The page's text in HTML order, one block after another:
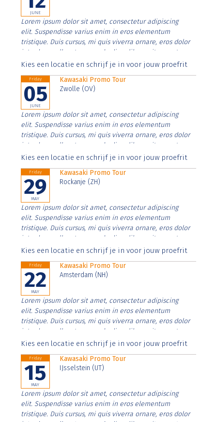
JUNE
Lorem ipsum dolor sit amet, consectetur adipiscing
elit. Suspendisse varius enim in eros elementum
tristique. Duis cursus, mi quis viverra ornare, eros dolor
interdum nulla, ut commodo diam libero vitae erat.
Aenean faucibus nibh et justo cursus id rutrum lorem
Kies een locatie en schrijf je in voor jouw proefrit
Friday
05
JUNE
Kawasaki Promo Tour
Zwolle (OV)
Lorem ipsum dolor sit amet, consectetur adipiscing
elit. Suspendisse varius enim in eros elementum
tristique. Duis cursus, mi quis viverra ornare, eros dolor
interdum nulla, ut commodo diam libero vitae erat.
Aenean faucibus nibh et justo cursus id rutrum lorem
Kies een locatie en schrijf je in voor jouw proefrit
Friday
29
MAY
Kawasaki Promo Tour
Rockanje (ZH)
Lorem ipsum dolor sit amet, consectetur adipiscing
elit. Suspendisse varius enim in eros elementum
tristique. Duis cursus, mi quis viverra ornare, eros dolor
interdum nulla, ut commodo diam libero vitae erat.
Aenean faucibus nibh et justo cursus id rutrum lorem
Kies een locatie en schrijf je in voor jouw proefrit
Friday
22
MAY
Kawasaki Promo Tour
Amsterdam (NH)
Lorem ipsum dolor sit amet, consectetur adipiscing
elit. Suspendisse varius enim in eros elementum
tristique. Duis cursus, mi quis viverra ornare, eros dolor
interdum nulla, ut commodo diam libero vitae erat.
Aenean faucibus nibh et justo cursus id rutrum lorem
Kies een locatie en schrijf je in voor jouw proefrit
Friday
15
MAY
Kawasaki Promo Tour
IJsselstein (UT)
Lorem ipsum dolor sit amet, consectetur adipiscing
elit. Suspendisse varius enim in eros elementum
tristique. Duis cursus, mi quis viverra ornare, eros dolor